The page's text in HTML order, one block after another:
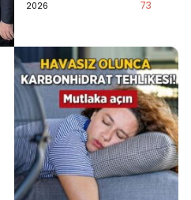
2026
73